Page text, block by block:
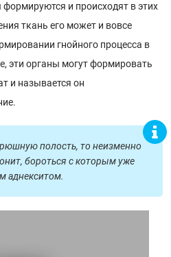
и происходят в этих
ткань его может и вовсе
гнойного процесса в
эти органы могут формировать
и называется он
полость, то неизменно
бороться с которым уже
аднекситом.